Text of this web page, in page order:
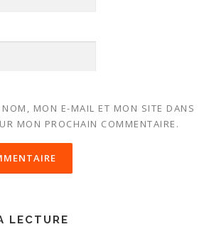
NOM, MON E-MAIL ET MON SITE DANS
MON PROCHAIN COMMENTAIRE.
LECTURE